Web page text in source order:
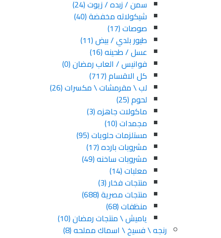
سمن / زبده / زيوت(24)
شيكولاته مخفضة(40)
صوصات(17)
طيور بلدي / بيض(11)
عسل / طحينه(16)
فوانيس / العاب رمضان(0)
كل الاقسام(717)
لب \ مقرمشات \ مكسرات(26)
لحوم(25)
ماكولات جاهزه(3)
مجمدات(10)
مستلزمات حلويات(95)
مشروبات بارده(17)
مشروبات ساخنه(49)
معلبات(14)
منتجات فخار(3)
منتجات مصرية(688)
منظفات(68)
ياميش \ منتجات رمضان(10)
رنجه \ فسيخ \ اسماك مملحه(8)